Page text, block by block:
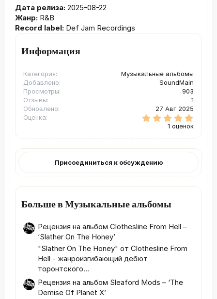
Дата релиза: 2025-08-22
Жанр: R&B
Record label: Def Jam Recordings
Информация
Категория
Музыкальные альбомы
Добавлено
SoundMain
Просмотры
903
Отзывы
1
Обновлено
27 Авг 2025
Оценка
.
0
з
в
д
1 оценок
Присоединиться к обсуждению
Больше в Музыкальные альбомы
Рецензия на альбом Clothesline From Hell –
‘Slather On The Honey’
"Slather On The Honey" от Clothesline From
Hell - жанроизгибающий дебют
торонтского...
Рецензия на альбом Sleaford Mods – ‘The
Demise Of Planet X’